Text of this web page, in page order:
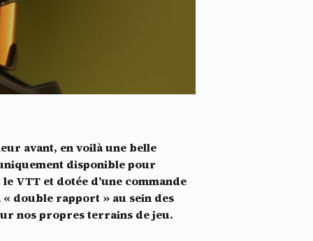
avant, en voilà une belle
disponible pour
VTT et dotée d’une commande
double rapport » au sein des
nos propres terrains de jeu.
me